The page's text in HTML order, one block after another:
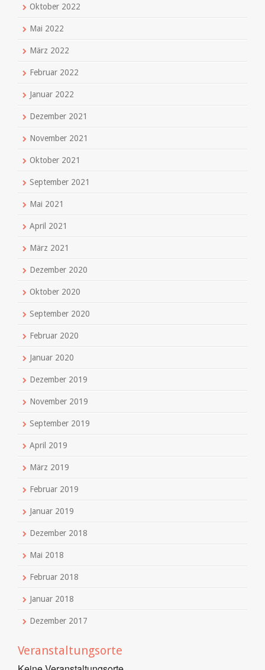
Oktober 2022
Mai 2022
März 2022
Februar 2022
Januar 2022
Dezember 2021
November 2021
Oktober 2021
September 2021
Mai 2021
April 2021
März 2021
Dezember 2020
Oktober 2020
September 2020
Februar 2020
Januar 2020
Dezember 2019
November 2019
September 2019
April 2019
März 2019
Februar 2019
Januar 2019
Dezember 2018
Mai 2018
Februar 2018
Januar 2018
Dezember 2017
Veranstaltungsorte